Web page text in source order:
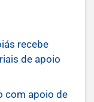
recebe
de apoio
com apoio de